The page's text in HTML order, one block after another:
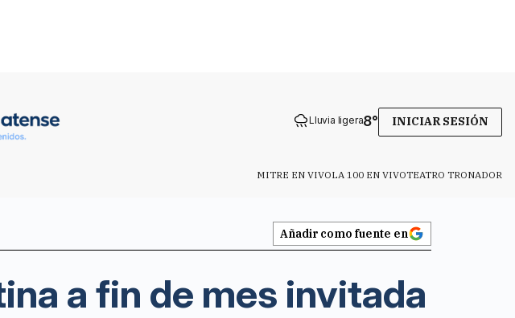
Lluvia ligera8° INICIAR SESIÓN
MITRE EN VIVOLA 100 EN VIVOTEATRO TRONADOR
Añadir como fuente en
a fin de mes invitada